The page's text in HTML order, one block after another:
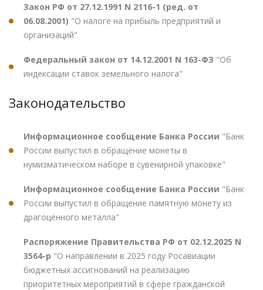
Закон РФ от 27.12.1991 N 2116-1 (ред. от
06.08.2001) "О налоге на прибыль предприятий и
организаций"
Федеральный закон от 14.12.2001 N 163-ФЗ "Об
индексации ставок земельного налога"
Законодательство
Информационное сообщение Банка России "Банк
России выпустил в обращение монеты в
нумизматическом наборе в сувенирной упаковке"
Информационное сообщение Банка России "Банк
России выпустил в обращение памятную монету из
драгоценного металла"
Распоряжение Правительства РФ от 02.12.2025 N
3564-р "О направлении в 2025 году Росавиации
бюджетных ассигнований на реализацию
приоритетных мероприятий в сфере гражданской